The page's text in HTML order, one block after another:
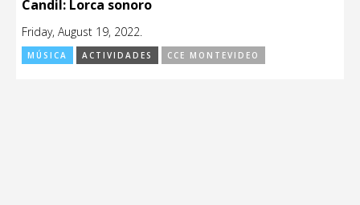
Candil: Lorca sonoro
Friday, August 19, 2022.
MÚSICA ACTIVIDADES CCE MONTEVIDEO